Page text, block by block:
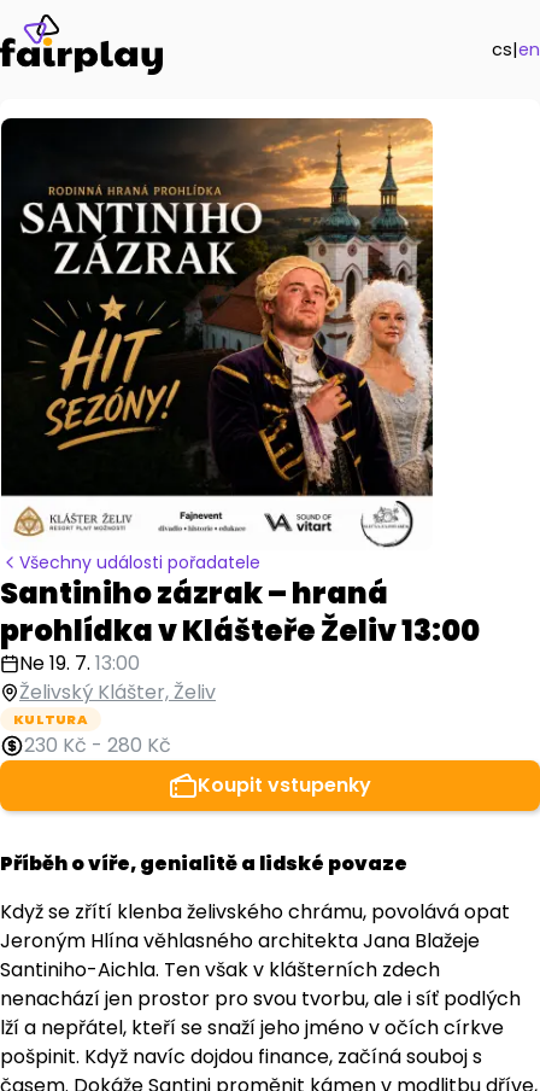
cs|en
Všechny události pořadatele
Santiniho zázrak – hraná
prohlídka v Klášteře Želiv 13:00
Ne 19. 7. 13:00
Želivský Klášter, Želiv
KULTURA
230 Kč - 280 Kč
Koupit vstupenky
Příběh o víře, genialitě a lidské povaze
Když se zřítí klenba želivského chrámu, povolává opat
Jeroným Hlína věhlasného architekta Jana Blažeje
Santiniho-Aichla. Ten však v klášterních zdech
nenachází jen prostor pro svou tvorbu, ale i síť podlých
lží a nepřátel, kteří se snaží jeho jméno v očích církve
pošpinit. Když navíc dojdou finance, začíná souboj s